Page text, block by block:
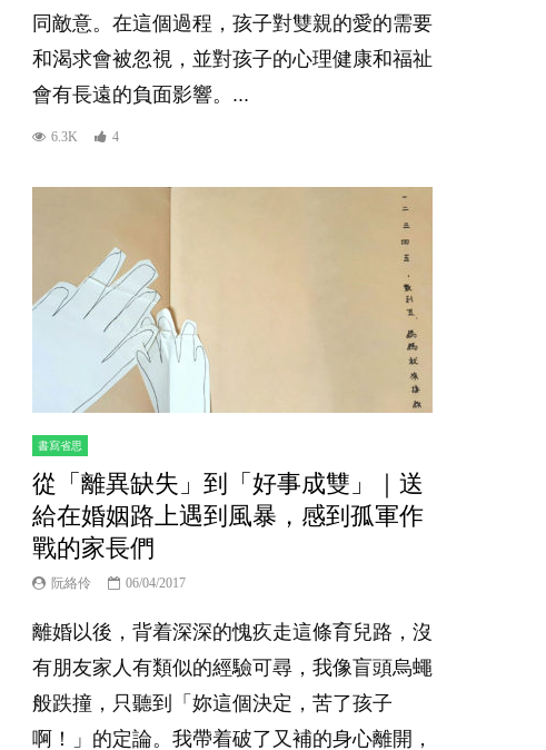
同敵意。在這個過程，孩子對雙親的愛的需要
和渴求會被忽視，並對孩子的心理健康和福祉
會有長遠的負面影響。...
6.3K 4
書寫省思
從「離異缺失」到「好事成雙」｜送
給在婚姻路上遇到風暴，感到孤軍作
戰的家長們
阮絡伶 06/04/2017
離婚以後，背着深深的愧疚走這條育兒路，沒
有朋友家人有類似的經驗可尋，我像盲頭烏蠅
般跌撞，只聽到「妳這個決定，苦了孩子
啊！」的定論。我帶着破了又補的身心離開，